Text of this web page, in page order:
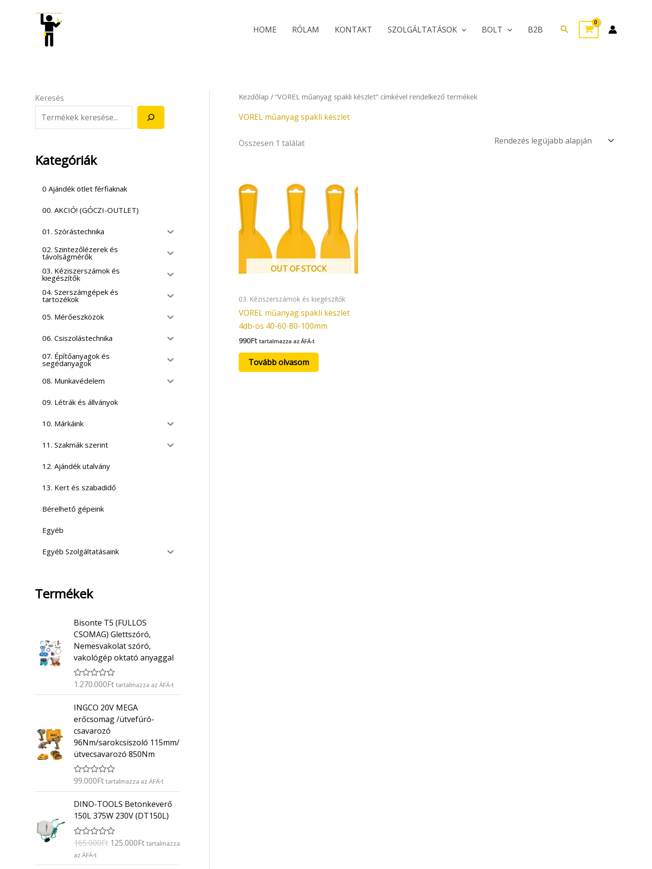
HOME RÓLAM KONTAKT SZOLGÁLTATÁSOK BOLT B2B Search
Keresés
Kategóriák
0 Ajándék ötlet férfiaknak
00. AKCIÓ! (GÓCZI-OUTLET)
01. Szórástechnika
02. Szintezőlézerek és
távolságmérők
03. Kéziszerszámok és
kiegészítők
04. Szerszámgépek és
tartozékok
05. Mérőeszközök
06. Csiszolástechnika
07. Építőanyagok és
segédanyagok
08. Munkavédelem
09. Létrák és állványok
10. Márkáink
11. Szakmák szerint
12. Ajándék utalvány
13. Kert és szabadidő
Bérelhető gépeink
Egyéb
Egyéb Szolgáltatásaink
Termékek
Bisonte T5 (FULLOS
CSOMAG) Glettszóró,
Nemesvakolat szóró,
vakológép oktató anyaggal
É
é
e
l
é
s
:
/
5
1.270.000Ft tartalmazza az ÁFÁ-t
INGCO 20V MEGA
erőcsomag /ütvefúró-
csavarozó
96Nm/sarokcsiszoló 115mm/
ütvecsavarozó 850Nm
É
é
k
e
é
s
0
/
99.000Ft tartalmazza az ÁFÁ-t
DINO-TOOLS Betonkeverő
150L 375W 230V (DT150L)
É
t
é
165.000Ft
O
r
g
125.000Ft
C
u
etartalmazza
az ÁFÁ-t
Kezdőlap / “VOREL műanyag spakli készlet” címkével rendelkező termékek
VOREL műanyag spakli készlet
Összesen 1 találat
OUT OF STOCK
03. Kéziszerszámok és kiegészítők
VOREL műanyag spakli készlet
4db-os 40-60-80-100mm
990Ft tartalmazza az ÁFÁ-t
Tovább olvasom